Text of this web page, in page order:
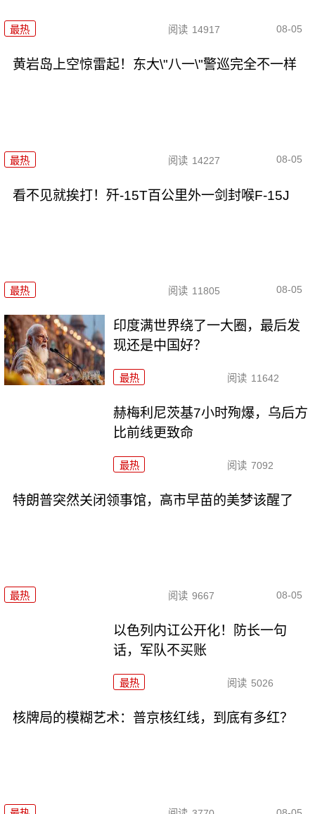
最热 阅读 14917 08-05
黄岩岛上空惊雷起！东大\"八一\"警巡完全不一样
最热 阅读 14227 08-05
看不见就挨打！歼-15T百公里外一剑封喉F-15J
最热 阅读 11805 08-05
印度满世界绕了一大圈，最后发
现还是中国好？
最热 阅读 11642
赫梅利尼茨基7小时殉爆，乌后方
比前线更致命
最热 阅读 7092
特朗普突然关闭领事馆，高市早苗的美梦该醒了
最热 阅读 9667 08-05
以色列内讧公开化！防长一句
话，军队不买账
最热 阅读 5026
核牌局的模糊艺术：普京核红线，到底有多红？